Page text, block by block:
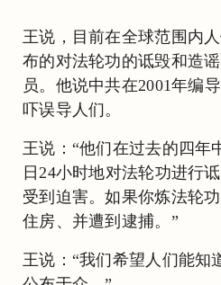
王说，目前在全球范围内
布的对法轮功的诋毁和造
员。他说中共在2001年编
吓误导人们。
王说：“他们在过去的四年
日24小时地对法轮功进行
受到迫害。如果你炼法轮
住房、并遭到逮捕。”
王说：“我们希望人们能知